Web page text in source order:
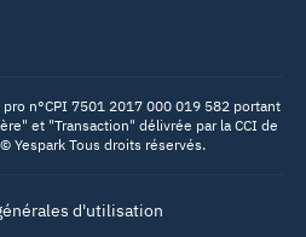
pro n°CPI 7501 2017 000 019 582 portant
et "Transaction" délivrée par la CCI de
Yespark Tous droits réservés.
d'utilisation